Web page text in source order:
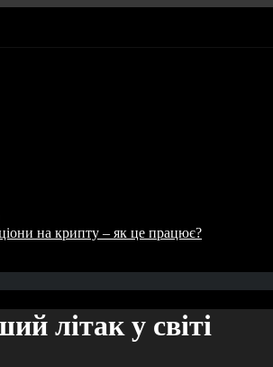
на крипту – як це працює?
літак у світі